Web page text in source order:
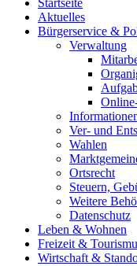
Startseite
Aktuelles
Bürgerservice &
Verwaltung
Ver- und
Wahlen
Ortsrecht
Steuern,
Weitere
Datenschutz
Leben & Wohnen
Freizeit &
Wirtschaft &